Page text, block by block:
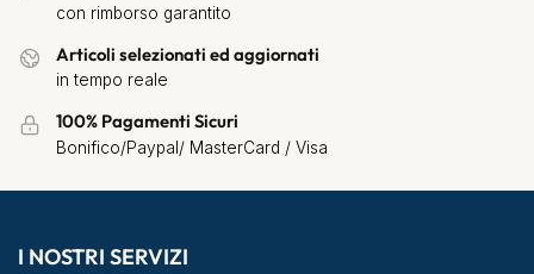
con rimborso garantito
Articoli selezionati ed aggiornati
in tempo reale
100% Pagamenti Sicuri
Bonifico/Paypal/ MasterCard / Visa
I NOSTRI SERVIZI